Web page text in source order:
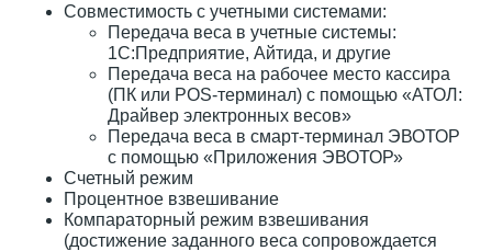
Совместимость с учетными системами:
Передача веса в учетные системы:
1С:Предприятие, Айтида, и другие
Передача веса на рабочее место кассира
(ПК или POS-терминал) с помощью «АТОЛ:
Драйвер электронных весов»
Передача веса в смарт-терминал ЭВОТОР
с помощью «Приложения ЭВОТОР»
Счетный режим
Процентное взвешивание
Компараторный режим взвешивания
(достижение заданного веса сопровождается